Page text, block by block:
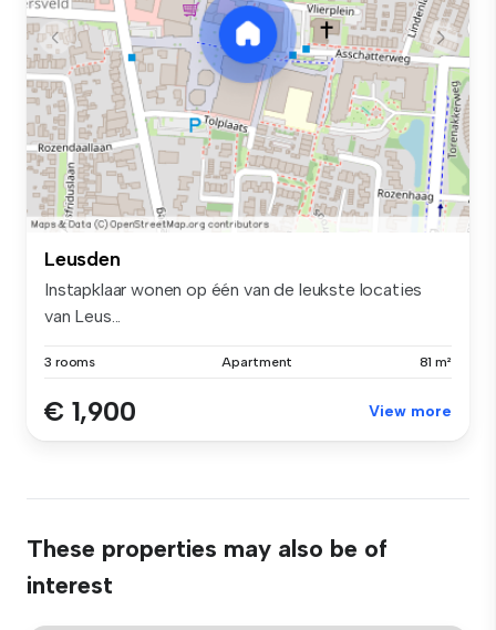
Leusden
Instapklaar wonen op één van de leukste locaties
van Leus...
3 rooms Apartment 81 m²
€ 1,900 View more
These properties may also be of
interest